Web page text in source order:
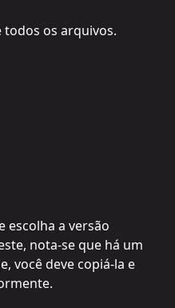
todos os arquivos.
escolha a versão
nota-se que há um
você deve copiá-la e